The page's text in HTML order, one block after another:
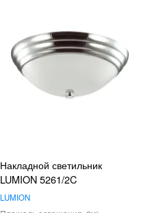
Накладной светильник
LUMION 5261/2C
LUMION